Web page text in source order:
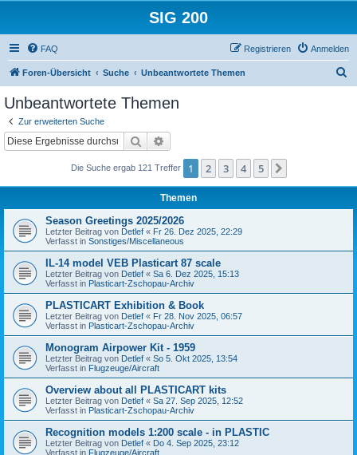
SIG 200
FAQ Anmelden
Registrieren
Foren-Übersicht Suche Unbeantwortete Themen
Unbeantwortete Themen
Zur erweiterten Suche
Suche
Die Suche ergab 121 Treffer 1 2 3 4 5
Themen
Season Greetings 2025/2026
Letzter Beitrag von Detlef « Fr 26. Dez 2025, 22:29
Verfasst in Sonstiges/Miscellaneous
IL-14 model VEB Plasticart 87 scale
Letzter Beitrag von Detlef « Sa 6. Dez 2025, 15:13
Verfasst in Plasticart-Zschopau-Archiv
PLASTICART Exhibition & Book
Letzter Beitrag von Detlef « Fr 28. Nov 2025, 06:57
Verfasst in Plasticart-Zschopau-Archiv
Monogram Airpower Kit - 1959
Letzter Beitrag von Detlef « So 5. Okt 2025, 13:54
Verfasst in Flugzeuge/Aircraft
Overview about all PLASTICART kits
Letzter Beitrag von Detlef « Sa 27. Sep 2025, 12:52
Verfasst in Plasticart-Zschopau-Archiv
Recognition models 1:200 scale - in PLASTIC
Letzter Beitrag von Detlef « Do 4. Sep 2025, 23:12
Verfasst in Flugzeuge/Aircraft